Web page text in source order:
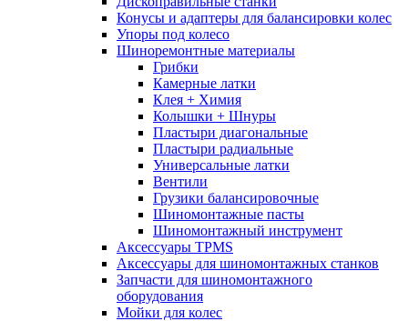
Конусы и адаптеры для балансировки колес
Упоры под колесо
Шиноремонтные материалы
Грибки
Камерные латки
Клея + Химия
Колышки + Шнуры
Пластыри диагональные
Пластыри радиальные
Универсальные латки
Вентили
Грузики балансировочные
Шиномонтажные пасты
Шиномонтажный инструмент
Аксессуары TPMS
Аксессуары для шиномонтажных станков
Запчасти для шиномонтажного
оборудования
Мойки для колес